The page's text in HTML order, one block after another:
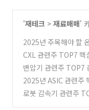
'재테크 > 재료매매'
2025년 주목해야 할
7: 투자 전략과 전망 (0)
CXL 관련주 TOP7 핵
명의 주역들
(0)
변압기 관련주 TOP7
로벌 강자까지
(1)
2025년 ASIC 관련주
혁명의 중심에 선 7대
로봇 감속기 관련주